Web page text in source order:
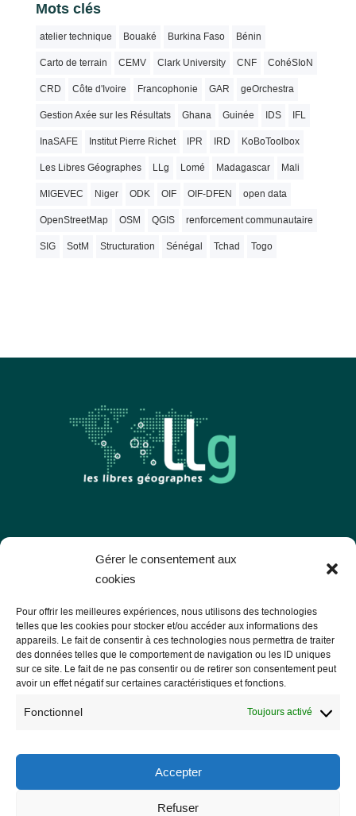
Gérer le consentement aux
cookies
Pour offrir les meilleures expériences, nous utilisons des technologies
telles que les cookies pour stocker et/ou accéder aux informations des
appareils. Le fait de consentir à ces technologies nous permettra de traiter
des données telles que le comportement de navigation ou les ID uniques
sur ce site. Le fait de ne pas consentir ou de retirer son consentement peut
avoir un effet négatif sur certaines caractéristiques et fonctions.
Fonctionnel Toujours activé
Accepter
Refuser
Mots clés
atelier technique Bouaké Burkina Faso Bénin
Carto de terrain CEMV Clark University CNF CohéSIoN
CRD Côte d'Ivoire Francophonie GAR geOrchestra
Gestion Axée sur les Résultats Ghana Guinée IDS IFL
InaSAFE Institut Pierre Richet IPR IRD KoBoToolbox
Les Libres Géographes LLg Lomé Madagascar Mali
MIGEVEC Niger ODK OIF OIF-DFEN open data
OpenStreetMap OSM QGIS renforcement communautaire
SIG SotM Structuration Sénégal Tchad Togo
Les Libres Géographes
56000 Vannes
— Nous contacter